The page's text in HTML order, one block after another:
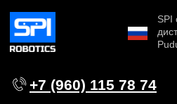
дистрибьютор
Pudu Robotics в